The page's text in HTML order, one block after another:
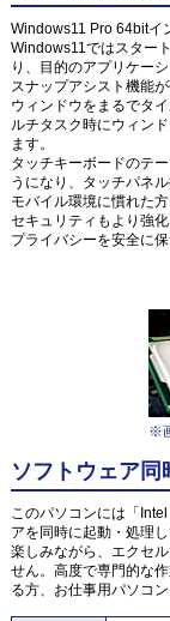
Windows11 Pro 64bitイ
Windows11ではスター
り、目的のアプリケー
スナップアシスト機能
ウィンドウをまるでタ
ルチタスク時にウィン
ます。
タッチキーボードのテ
うになり、タッチパネ
モバイル環境に慣れた
セキュリティもより強
プライバシーを安全に
※
ソフトウェア同
このパソコンには「
アを同時に起動・処理
楽しみながら、エクセ
せん。高度で専門的な
る方、お仕事用パソコ